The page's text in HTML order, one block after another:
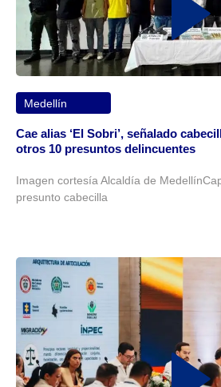
Medellín
Cae alias ‘El Sobri’, señalado
otros 10 presuntos delincuentes
Imagen cortesía Alcaldía de
presunto cabecilla